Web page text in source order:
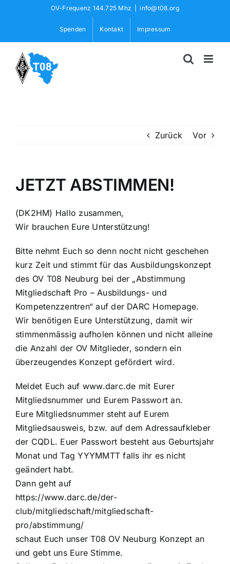
OV-Frequenz 144.725 Mhz info@t08.org
Spenden Kontakt Impressum
Zurück Vor
JETZT ABSTIMMEN!
(DK2HM) Hallo zusammen,
Wir brauchen Eure Unterstützung!
Bitte nehmt Euch so denn nocht nicht geschehen
kurz Zeit und stimmt für das Ausbildungskonzept
des OV T08 Neuburg bei der „Abstimmung
Mitgliedschaft Pro – Ausbildungs- und
Kompetenzzentren“ auf der DARC Homepage.
Wir benötigen Eure Unterstützung, damit wir
stimmenmässig aufholen können und nicht alleine
die Anzahl der OV Mitglieder, sondern ein
überzeugendes Konzept gefördert wird.
Meldet Euch auf www.darc.de mit Eurer
Mitgliedsnummer und Eurem Passwort an.
Eure Mitgliedsnummer steht auf Eurem
Mitgliedsausweis, bzw. auf dem Adressaufkleber
der CQDL. Euer Passwort besteht aus Geburtsjahr
Monat und Tag YYYMMTT falls ihr es nicht
geändert habt.
Dann geht auf
https://www.darc.de/der-
club/mitgliedschaft/mitgliedschaft-
pro/abstimmung/
schaut Euch unser T08 OV Neuburg Konzept an
und gebt uns Eure Stimme.